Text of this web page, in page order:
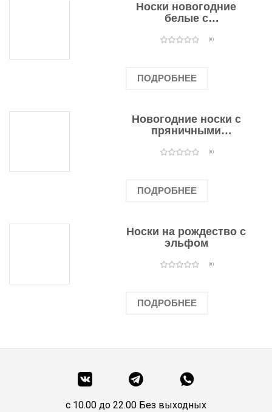
Носки новогодние
белые с
оленями(0)
ПОДРОБНЕЕ
Новогодние носки с
пряничными
(0)
ПОДРОБНЕЕ
Носки на рождество с
эльфом
(0)
ПОДРОБНЕЕ
c 10.00 до 22.00 Без выходных